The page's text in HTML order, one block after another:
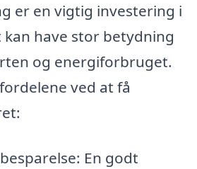
er en vigtig investering i
have stor betydning
og energiforbruget.
ved at få
En godt